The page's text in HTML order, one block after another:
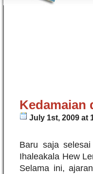
Kedamaian
July 1st, 2009 at
Baru saja
Ihaleakala Hew
Selama ini,